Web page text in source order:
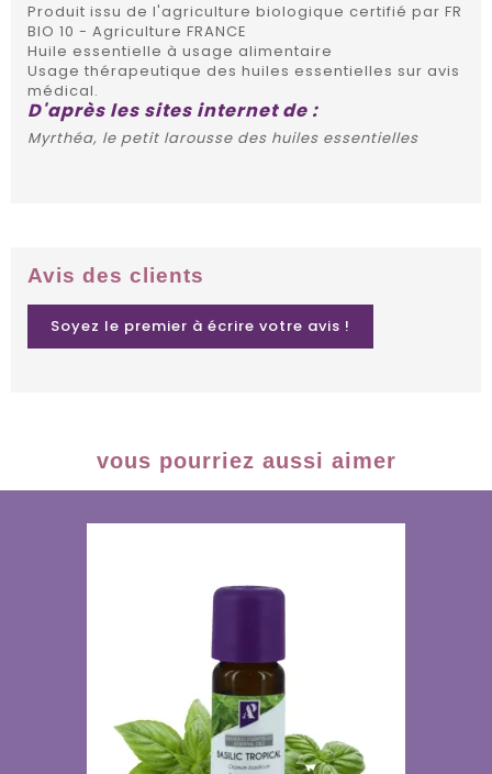
Produit issu de l'agriculture biologique certifié par FR
BIO 10 - Agriculture FRANCE
Huile essentielle à usage alimentaire
Usage thérapeutique des huiles essentielles sur avis
médical.
D'après les sites internet de :
Myrthéa, le petit larousse des huiles essentielles
Avis des clients
Soyez le premier à écrire votre avis !
vous pourriez aussi aimer